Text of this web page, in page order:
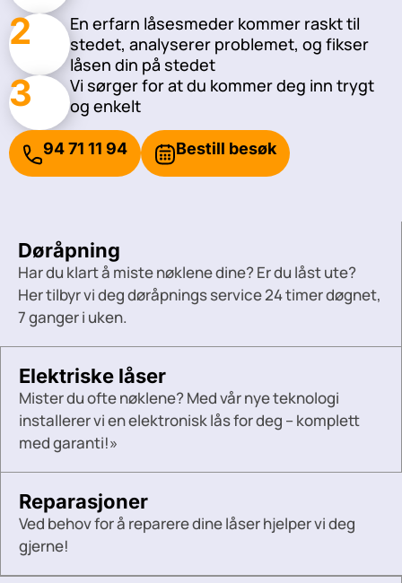
2
En erfarn låsesmeder kommer raskt til
stedet, analyserer problemet, og fikser
låsen din på stedet
3
Vi sørger for at du kommer deg inn trygt
og enkelt
94 71 11 94 Bestill besøk
Døråpning
Har du klart å miste nøklene dine? Er du låst ute?
Her tilbyr vi deg døråpnings service 24 timer døgnet,
7 ganger i uken.
Elektriske låser
Mister du ofte nøklene? Med vår nye teknologi
installerer vi en elektronisk lås for deg – komplett
med garanti!»
Reparasjoner
Ved behov for å reparere dine låser hjelper vi deg
gjerne!